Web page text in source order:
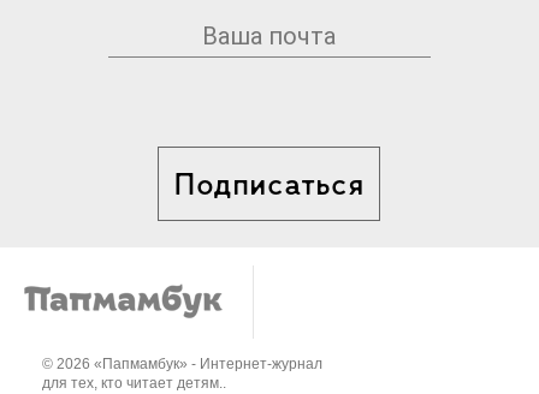
Подписаться
© 2026 «Папмамбук» - Интернет-журнал
для тех, кто читает детям..